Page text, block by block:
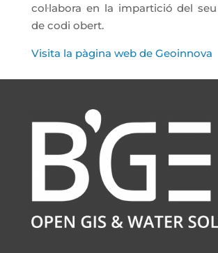
col·labora en la impartició del
de codi obert.
Visita la pàgina web de Geoinnova